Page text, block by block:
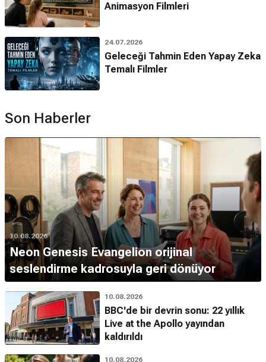
Animasyon Filmleri
24.07.2026
Geleceği Tahmin Eden Yapay Zeka
Temalı Filmler
Son Haberler
10.08.2026
Neon Genesis Evangelion orijinal
seslendirme kadrosuyla geri dönüyor
10.08.2026
BBC'de bir devrin sonu: 22 yıllık
Live at the Apollo yayından
kaldırıldı
10.08.2026